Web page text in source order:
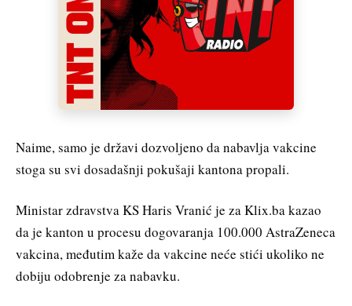
Naime, samo je državi dozvoljeno da nabavlja vakcine
stoga su svi dosadašnji pokušaji kantona propali.
Ministar zdravstva KS Haris Vranić je za Klix.ba kazao
da je kanton u procesu dogovaranja 100.000 AstraZeneca
vakcina, međutim kaže da vakcine neće stići ukoliko ne
dobiju odobrenje za nabavku.